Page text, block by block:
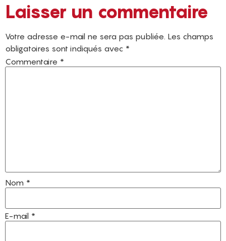
Laisser un commentaire
Votre adresse e-mail ne sera pas publiée. Les champs
obligatoires sont indiqués avec *
Commentaire *
Nom *
E-mail *